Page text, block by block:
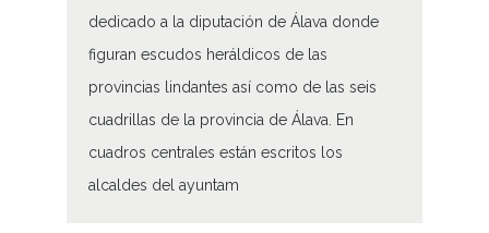
dedicado a la diputación de Álava donde
figuran escudos heráldicos de las
provincias lindantes así como de las seis
cuadrillas de la provincia de Álava. En
cuadros centrales están escritos los
alcaldes del ayuntam